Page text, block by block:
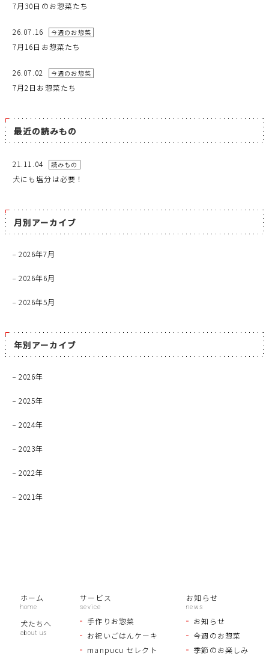
7月30日のお惣菜たち
26.07.16 今週のお惣菜
7月16日お惣菜たち
26.07.02 今週のお惣菜
7月2日お惣菜たち
最近の読みもの
21.11.04 読みもの
犬にも塩分は必要！
月別アーカイブ
2026年7月
2026年6月
2026年5月
年別アーカイブ
2026年
2025年
2024年
2023年
2022年
2021年
ホーム
犬たちへ
サービス
手作りお惣菜
お祝いごはんケーキ
manpucu セレクト
お知らせ
お知らせ
今週のお惣菜
季節のお楽しみ